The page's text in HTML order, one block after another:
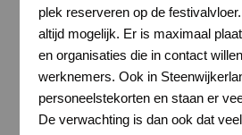
plek reserveren op de
altijd mogelijk. Er is maximaal
en organisaties die in contact
werknemers. Ook in
personeelstekorten en staan er
De verwachting is dan ook dat